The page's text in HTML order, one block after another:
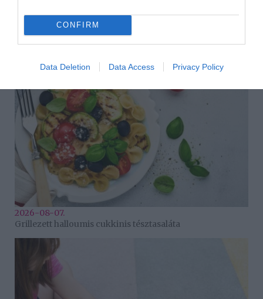
CONFIRM
Data Deletion Data Access Privacy Policy
2026-08-07.
Túlzott félelem a közös jövőtől – hogyan kerüld el egy új
párkapcsolatban?
2026-08-07.
Grillezett halloumis cukkinis tésztasaláta